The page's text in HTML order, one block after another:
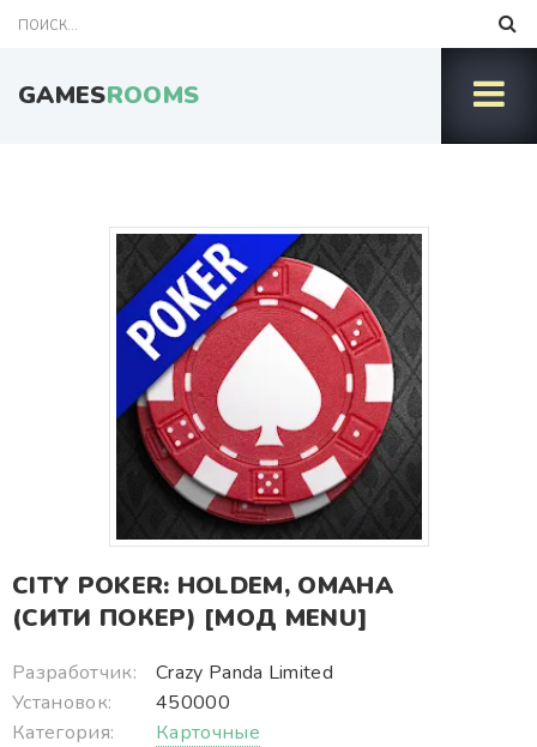
GAMESROOMS
CITY POKER: HOLDEM, OMAHA
(СИТИ ПОКЕР) [МОД MENU]
Разработчик:
Crazy Panda Limited
Установок:
450000
Категория:
Карточные